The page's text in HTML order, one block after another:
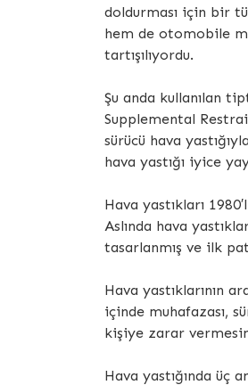
doldurması için bir
hem de otomobile
tartışılıyordu.
Şu anda kullanılan
Supplemental
sürücü hava
hava yastığı iyice
Hava yastıkları
Aslında hava
tasarlanmış ve ilk
Hava yastıklarının
içinde muhafazası,
kişiye zarar
Hava yastığında üç